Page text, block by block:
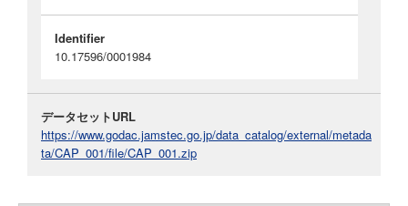
Identifier
10.17596/0001984
データセットURL
https://www.godac.jamstec.go.jp/data_catalog/external/metada
ta/CAP_001/file/CAP_001.zip